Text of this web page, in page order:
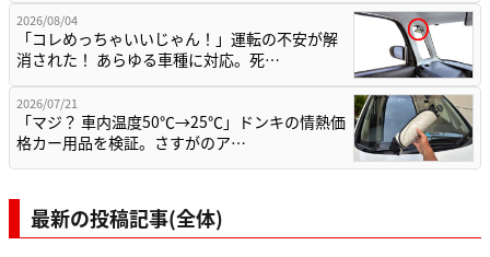
2026/08/04
「コレめっちゃいいじゃん！」運転の不安が解
消された！ あらゆる車種に対応。死…
2026/07/21
「マジ？ 車内温度50℃→25℃」ドンキの情熱価
格カー用品を検証。さすがのア…
最新の投稿記事(全体)